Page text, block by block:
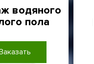
водяного
пола